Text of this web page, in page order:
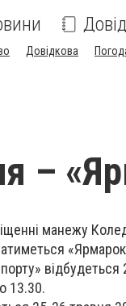
Довідкова
–
манежу
13.30.